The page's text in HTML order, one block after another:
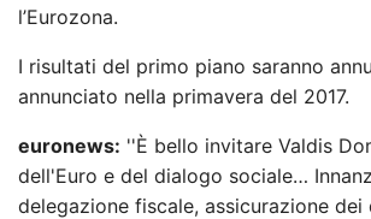
l’Eurozona.
I risultati del primo piano saranno
annunciato nella primavera del 2017.
euronews: ''È bello invitare Valdis
dell'Euro e del dialogo sociale…
delegazione fiscale, assicurazione